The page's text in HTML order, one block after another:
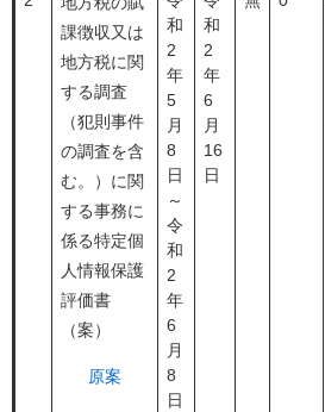
課徴収又は
地方税に関
する調査
（犯則事件
の調査を含
む。）に関
する事務に
係る特定個
人情報保護
評価書
（案）
原案
和
2
年
5
月
8
日
～
令
和
2
年
6
月
8
日
和
2
年
6
月
16
日